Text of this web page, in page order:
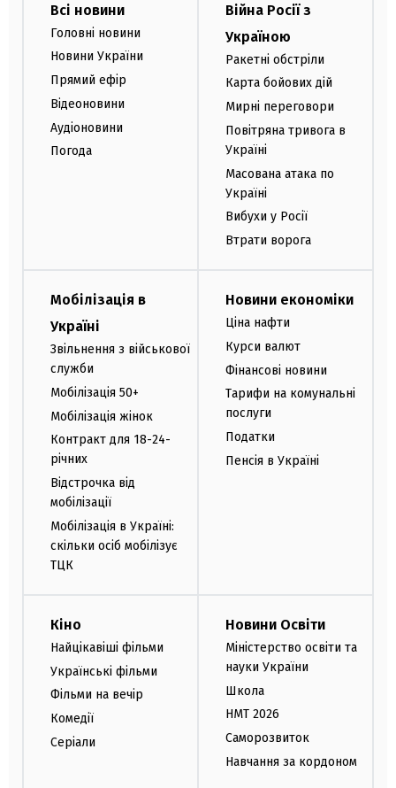
Всі новини
Головні новини
Новини України
Прямий ефір
Відеоновини
Аудіоновини
Погода
Війна Росії з
Україною
Ракетні обстріли
Карта бойових дій
Мирні переговори
Повітряна тривога в
Україні
Масована атака по
Україні
Вибухи у Росії
Втрати ворога
Мобілізація в
Україні
Звільнення з військової
служби
Мобілізація 50+
Мобілізація жінок
Контракт для 18-24-
річних
Відстрочка від
мобілізації
Мобілізація в Україні:
скільки осіб мобілізує
ТЦК
Новини економіки
Ціна нафти
Курси валют
Фінансові новини
Тарифи на комунальні
послуги
Податки
Пенсія в Україні
Кіно
Найцікавіші фільми
Українські фільми
Фільми на вечір
Комедії
Серіали
Новини Освіти
Міністерство освіти та
науки України
Школа
НМТ 2026
Саморозвиток
Навчання за кордоном